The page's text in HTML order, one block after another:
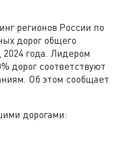
регионов России по
дорог общего
2024 года. Лидером
дорог соответствуют
Об этом сообщает
дорогами: